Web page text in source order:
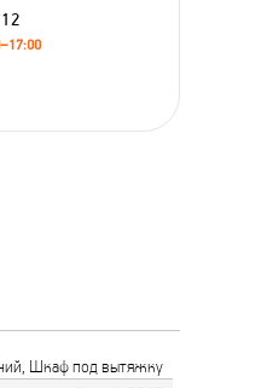
Шкаф под вытяжку